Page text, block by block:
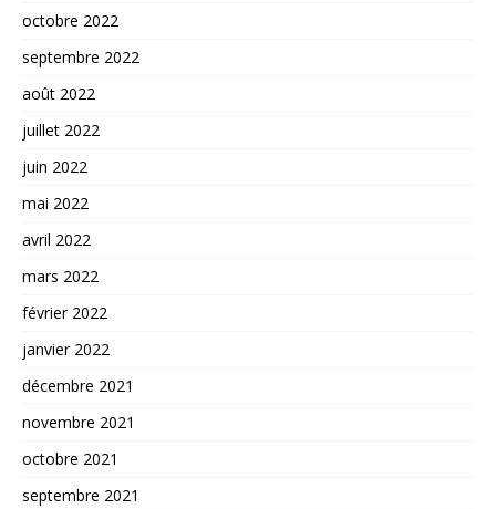
octobre 2022
septembre 2022
août 2022
juillet 2022
juin 2022
mai 2022
avril 2022
mars 2022
février 2022
janvier 2022
décembre 2021
novembre 2021
octobre 2021
septembre 2021